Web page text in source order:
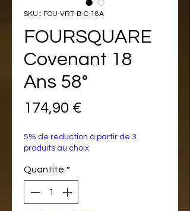
SKU : FOU-VRT-B-C-18A
FOURSQUARE
Covenant 18
Ans 58°
174,90 €
5% de réduction à partir de 3
produits au choix
Quantité *